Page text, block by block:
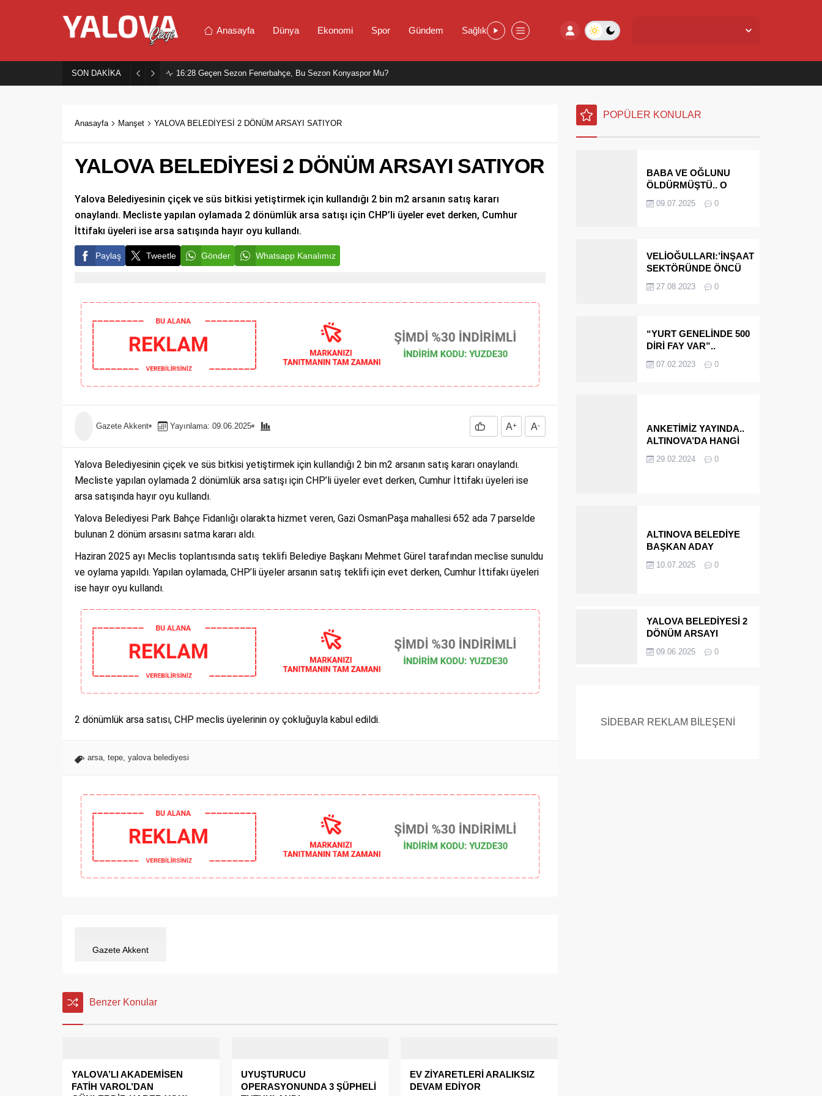
Anasayfa Dünya Ekonomi Spor Gündem Sağlık
SON DAKİKA 16:28 Geçen Sezon Fenerbahçe, Bu Sezon Konyaspor Mu?
Anasayfa Manşet YALOVA BELEDİYESİ 2 DÖNÜM ARSAYI SATIYOR
YALOVA BELEDİYESİ 2 DÖNÜM ARSAYI SATIYOR
Yalova Belediyesinin çiçek ve süs bitkisi yetiştirmek için kullandığı 2 bin m2 arsanın satış kararı
onaylandı. Mecliste yapılan oylamada 2 dönümlük arsa satışı için CHP’li üyeler evet derken, Cumhur
İttifakı üyeleri ise arsa satışında hayır oyu kullandı.
Paylaş Tweetle Gönder Whatsapp Kanalımız
Gazete Akkent Yayınlama: 09.06.2025 A+ A-
Yalova Belediyesinin çiçek ve süs bitkisi yetiştirmek için kullandığı 2 bin m2 arsanın satış kararı onaylandı.
Mecliste yapılan oylamada 2 dönümlük arsa satışı için CHP’li üyeler evet derken, Cumhur İttifakı üyeleri ise
arsa satışında hayır oyu kullandı.
Yalova Belediyesi Park Bahçe Fidanlığı olarakta hizmet veren, Gazi OsmanPaşa mahallesi 652 ada 7 parselde
bulunan 2 dönüm arsasını satma kararı aldı.
Haziran 2025 ayı Meclis toplantısında satış teklifi Belediye Başkanı Mehmet Gürel tarafından meclise sunuldu
ve oylama yapıldı. Yapılan oylamada, CHP’li üyeler arsanın satış teklifi için evet derken, Cumhur İttifakı üyeleri
ise hayır oyu kullandı.
2 dönümlük arsa satısı, CHP meclis üyelerinin oy çokluğuyla kabul edildi.
arsa tepe yalova belediyesi
Gazete Akkent
Benzer Konular
YALOVA’LI AKADEMİSEN
FATİH VAROL’DAN
UYUŞTURUCU
OPERASYONUNDA 3 ŞÜPHELİ
EV ZİYARETLERİ ARALIKSIZ
DEVAM EDİYOR
POPÜLER KONULAR
BABA VE OĞLUNU
ÖLDÜRMÜŞTÜ.. O
MİRASÇILARI
09.07.2025 0
VELİOĞULLARI:’İNŞAAT
SEKTÖRÜNDE ÖNCÜ
EDECEĞİZ’
27.08.2023 0
“YURT GENELİNDE 500
DİRİ FAY VAR”..
ÇINARCIK..
07.02.2023 0
ANKETİMİZ YAYINDA..
ALTINOVA’DA HANGİ
BAŞKANI OLARAK
29.02.2024 0
ALTINOVA BELEDİYE
BAŞKAN ADAY
MÜEBBET ALDI FİRAR
10.07.2025 0
YALOVA BELEDİYESİ 2
DÖNÜM ARSAYI
09.06.2025 0
SİDEBAR REKLAM BİLEŞENİ